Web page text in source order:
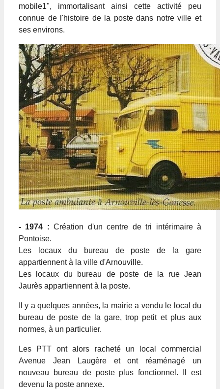
mobile1", immortalisant ainsi cette activité peu
connue de l'histoire de la poste dans notre ville et
ses environs.
- 1974 : Création d'un centre de tri intérimaire à
Pontoise.
Les locaux du bureau de poste de la gare
appartiennent à la ville d'Arnouville.
Les locaux du bureau de poste de la rue Jean
Jaurès appartiennent à la poste.
Il y a quelques années, la mairie a vendu le local du
bureau de poste de la gare, trop petit et plus aux
normes, à un particulier.
Les PTT ont alors racheté un local commercial
Avenue Jean Laugère et ont réaménagé un
nouveau bureau de poste plus fonctionnel. Il est
devenu la poste annexe.